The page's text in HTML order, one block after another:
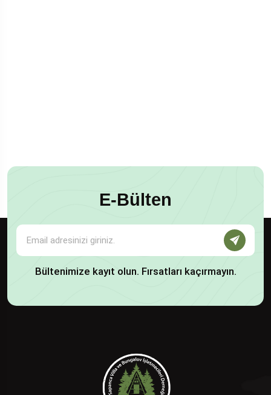
E-Bülten
Bültenimize kayıt olun. Fırsatları kaçırmayın.